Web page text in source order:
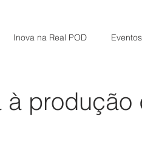
Inova na Real POD Eventos
produção